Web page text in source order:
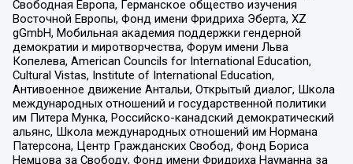
Свободная Европа, Германское общество изучения
Восточной Европы, Фонд имени Фридриха Эберта, XZ
gGmbH, Мобильная академия поддержки гендерной
демократии и миротворчества, Форум имени Льва
Копелева, American Councils for International Education,
Cultural Vistas, Institute of International Education,
Антивоенное движение Антальи, Открытый диалог, Школа
международных отношений и государственной политики
им Питера Мунка, Российско-канадский демократический
альянс, Школа международных отношений им Нормана
Патерсона, Центр Гражданских Свобод, Фонд Бориса
Немцова за Свободу, Фонд имени Фридриха Науманна за